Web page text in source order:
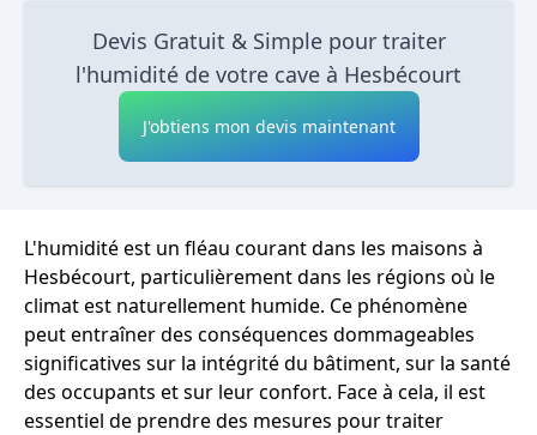
Devis Gratuit & Simple pour traiter
l'humidité de votre cave à Hesbécourt
J'obtiens mon devis maintenant
L'humidité est un fléau courant dans les maisons à
Hesbécourt, particulièrement dans les régions où le
climat est naturellement humide. Ce phénomène
peut entraîner des conséquences dommageables
significatives sur la intégrité du bâtiment, sur la santé
des occupants et sur leur confort. Face à cela, il est
essentiel de prendre des mesures pour traiter